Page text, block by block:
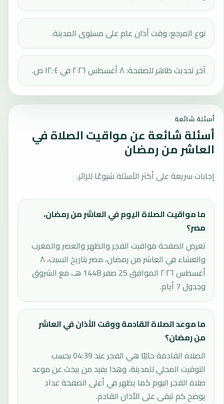
نوع المرجع: وقت أذان عام على مستوى المدينة.
آخر تحديث ظاهر للصفحة: ٨ أغسطس ٢٠٢٦ في ١٢:٠٤ ص.
أسئلة شائعة
أسئلة شائعة عن مواقيت الصلاة في
العاشر من رمضان
إجابات سريعة على أكثر الأسئلة شيوعًا للزائر.
ما مواقيت الصلاة اليوم في العاشر من رمضان،
مصر؟
تعرض الصفحة مواقيت الفجر والظهر والعصر والمغرب
والعشاء في العاشر من رمضان، مصر بتاريخ السبت، ٨
أغسطس ٢٠٢٦ الموافق 25 صفر 1448 هـ، مع الشروق
وجدول 7 أيام.
ما موعد الصلاة القادمة ووقت الأذان في العاشر
من رمضان؟
الصلاة القادمة حاليًا هي الفجر عند 04:39 بحسب
التوقيت المحلي للمدينة، وهذا يفيد من يبحث عن موعد
صلاة الفجر اليوم كما يظهر في أعلى الصفحة عداد
يوضح كم تبقى على الأذان القادم.